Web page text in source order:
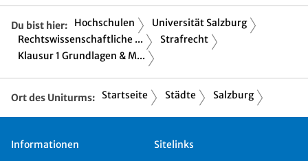
Du bist hier: Hochschulen
Universität Salzburg
Rechtswissenschaftliche ...
Strafrecht
Klausur 1 Grundlagen & M...
Ort des Uniturms: Startseite Städte Salzburg
Informationen
Sitelinks